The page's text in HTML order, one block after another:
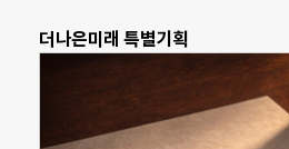
더나은미래 특별기획